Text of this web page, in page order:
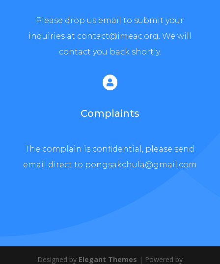
Please drop us email to submit your
inquiries at contact@imeac.org. We will
contact you back shortly.

Complaints
The complain is confidential, please send
email direct to pongsakchula@gmail.com
Designed by Elegant Themes | Powered by